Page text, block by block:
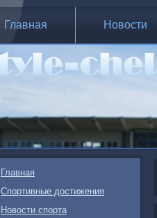
Главная Новости
Главная
Спортивные достижения
Новости спорта